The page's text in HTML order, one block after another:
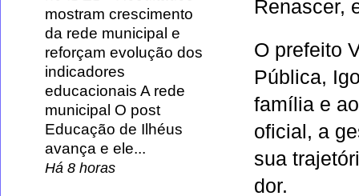
Renascer,
O prefeito
Pública,
família e
oficial, a
sua
dor.
mostram crescimento
da rede municipal e
reforçam evolução dos
indicadores
educacionais A rede
municipal O post
Educação de Ilhéus
avança e ele...
Há 8 horas